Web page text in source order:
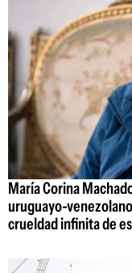
María Corina
uruguayo-
crueldad infinita de